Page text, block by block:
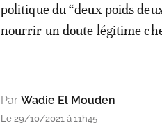
politique du “deux poids
nourrir un doute légitime
Par Wadie El Mouden
Le 29/10/2021 à 11h45